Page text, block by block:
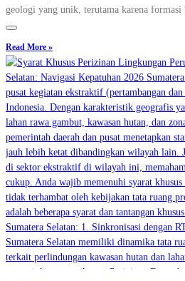
geologi yang unik, terutama karena formasi
Read More »